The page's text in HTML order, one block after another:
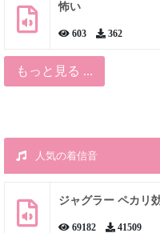
怖い
603 362
もっと見る ...
人気の着信音
ジャグラー ペカリ
69182 41509